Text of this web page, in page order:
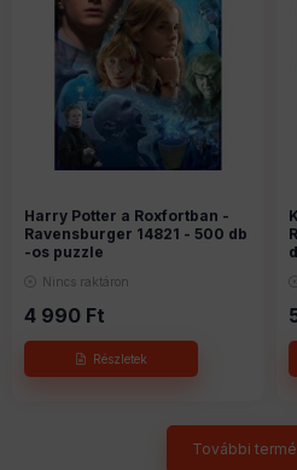
Harry Potter a Roxfortban -
Ravensburger 14821 - 500 db
-os puzzle
Nincs raktáron
4 990 Ft
További